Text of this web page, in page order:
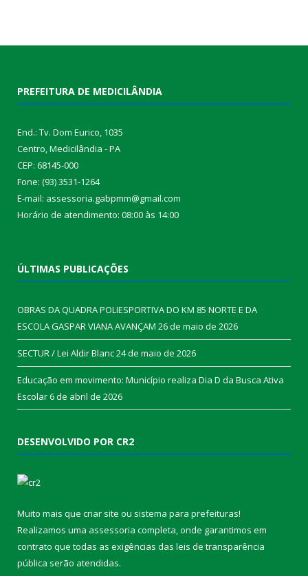
PREFEITURA DE MEDICILÂNDIA
End.: Tv. Dom Eurico, 1035
Centro, Medicilândia - PA
CEP: 68145-000
Fone: (93) 3531-1264
E-mail: assessoria.gabpmm@gmail.com
Horário de atendimento: 08:00 às 14:00
ÚLTIMAS PUBLICAÇÕES
OBRAS DA QUADRA POLIESPORTIVA DO KM 85 NORTE E DA
ESCOLA GASPAR VIANA AVANÇAM 26 de maio de 2026
SECTUR / Lei Aldir Blanc24 de maio de 2026
Educação em movimento: Município realiza Dia D da Busca Ativa
Escolar6 de abril de 2026
DESENVOLVIDO POR CR2
Muito mais que criar site ou sistema para prefeituras!
Realizamos uma assessoria completa, onde garantimos em
contrato que todas as exigências das leis de transparência
pública serão atendidas.